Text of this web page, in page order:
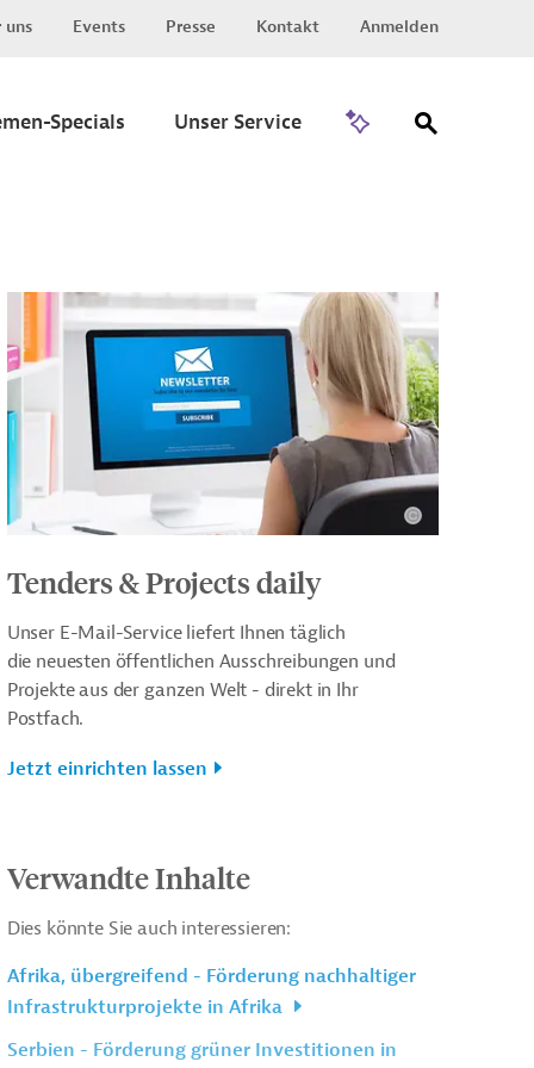
uns Events Presse Kontakt Anmelden
Specials Unser Service
Tenders & Projects daily
Unser E-Mail-Service liefert Ihnen täglich
die neuesten öffentlichen Ausschreibungen und
Projekte aus der ganzen Welt - direkt in Ihr
Postfach.
Jetzt einrichten lassen
Verwandte Inhalte
Dies könnte Sie auch interessieren:
Afrika, übergreifend - Förderung nachhaltiger
Infrastrukturprojekte in Afrika
Serbien - Förderung grüner Investitionen in